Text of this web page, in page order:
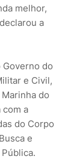
melhor,
a
Governo do
e Civil,
do
a
do Corpo
e